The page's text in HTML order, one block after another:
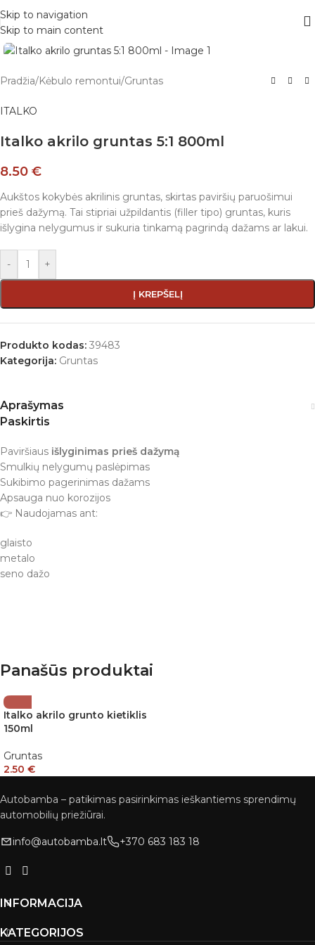
Skip to navigation
Skip to main content
Pradžia/Kėbulo remontui/Gruntas
ITALKO
Italko akrilo gruntas 5:1 800ml
8.50 €
Aukštos kokybės akrilinis gruntas, skirtas paviršių paruošimui
prieš dažymą. Tai stipriai užpildantis (filler tipo) gruntas, kuris
išlygina nelygumus ir sukuria tinkamą pagrindą dažams ar lakui.
- +
Į KREPŠELĮ
Produkto kodas: 39483
Kategorija: Gruntas
Aprašymas
Paskirtis
Paviršiaus išlyginimas prieš dažymą
Smulkių nelygumų paslėpimas
Sukibimo pagerinimas dažams
Apsauga nuo korozijos
👉 Naudojamas ant:
glaisto
metalo
seno dažo
Panašūs produktai
Italko akrilo grunto kietiklis
150ml
Gruntas
2.50 €
Autobamba – patikimas pasirinkimas ieškantiems sprendimų
automobilių priežiūrai.
info@autobamba.lt +370 683 183 18
INFORMACIJA
KATEGORIJOS